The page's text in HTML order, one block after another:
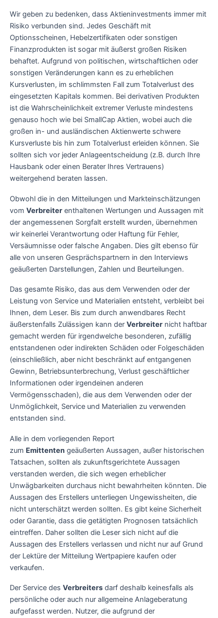
Wir geben zu bedenken, dass Aktieninvestments immer mit
Risiko verbunden sind. Jedes Geschäft mit
Optionsscheinen, Hebelzertifikaten oder sonstigen
Finanzprodukten ist sogar mit äußerst großen Risiken
behaftet. Aufgrund von politischen, wirtschaftlichen oder
sonstigen Veränderungen kann es zu erheblichen
Kursverlusten, im schlimmsten Fall zum Totalverlust des
eingesetzten Kapitals kommen. Bei derivativen Produkten
ist die Wahrscheinlichkeit extremer Verluste mindestens
genauso hoch wie bei SmallCap Aktien, wobei auch die
großen in- und ausländischen Aktienwerte schwere
Kursverluste bis hin zum Totalverlust erleiden können. Sie
sollten sich vor jeder Anlageentscheidung (z.B. durch Ihre
Hausbank oder einen Berater Ihres Vertrauens)
weitergehend beraten lassen.
Obwohl die in den Mitteilungen und Markteinschätzungen
vom Verbreiter enthaltenen Wertungen und Aussagen mit
der angemessenen Sorgfalt erstellt wurden, übernehmen
wir keinerlei Verantwortung oder Haftung für Fehler,
Versäumnisse oder falsche Angaben. Dies gilt ebenso für
alle von unseren Gesprächspartnern in den Interviews
geäußerten Darstellungen, Zahlen und Beurteilungen.
Das gesamte Risiko, das aus dem Verwenden oder der
Leistung von Service und Materialien entsteht, verbleibt bei
Ihnen, dem Leser. Bis zum durch anwendbares Recht
äußerstenfalls Zulässigen kann der Verbreiter nicht haftbar
gemacht werden für irgendwelche besonderen, zufällig
entstandenen oder indirekten Schäden oder Folgeschäden
(einschließlich, aber nicht beschränkt auf entgangenen
Gewinn, Betriebsunterbrechung, Verlust geschäftlicher
Informationen oder irgendeinen anderen
Vermögensschaden), die aus dem Verwenden oder der
Unmöglichkeit, Service und Materialien zu verwenden
entstanden sind.
Alle in dem vorliegenden Report
zum Emittenten geäußerten Aussagen, außer historischen
Tatsachen, sollten als zukunftsgerichtete Aussagen
verstanden werden, die sich wegen erheblicher
Unwägbarkeiten durchaus nicht bewahrheiten könnten. Die
Aussagen des Erstellers unterliegen Ungewissheiten, die
nicht unterschätzt werden sollten. Es gibt keine Sicherheit
oder Garantie, dass die getätigten Prognosen tatsächlich
eintreffen. Daher sollten die Leser sich nicht auf die
Aussagen des Erstellers verlassen und nicht nur auf Grund
der Lektüre der Mitteilung Wertpapiere kaufen oder
verkaufen.
Der Service des Verbreiters darf deshalb keinesfalls als
persönliche oder auch nur allgemeine Anlageberatung
aufgefasst werden. Nutzer, die aufgrund der